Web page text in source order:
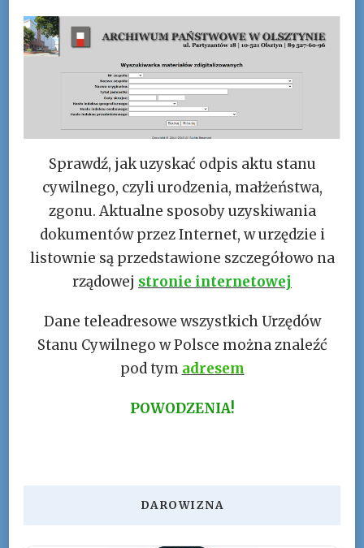
Sprawdź, jak uzyskać odpis aktu stanu
cywilnego, czyli urodzenia, małżeństwa,
zgonu. Aktualne sposoby uzyskiwania
dokumentów przez Internet, w urzędzie i
listownie są przedstawione szczegółowo na
rządowej stronie internetowej
Dane teleadresowe wszystkich Urzędów
Stanu Cywilnego w Polsce można znaleźć
pod tym adresem
POWODZENIA!
DAROWIZNA